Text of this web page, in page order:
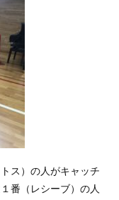
ス）の人がキャッチ
番（レシーブ）の人